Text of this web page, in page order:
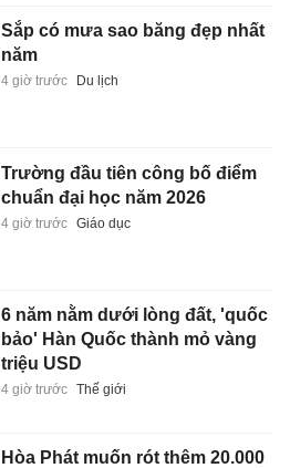
Sắp có mưa sao băng đẹp nhất
năm
4 giờ trước Du lịch
Trường đầu tiên công bố điểm
chuẩn đại học năm 2026
4 giờ trước Giáo dục
6 năm nằm dưới lòng đất, 'quốc
bảo' Hàn Quốc thành mỏ vàng
triệu USD
4 giờ trước Thế giới
Hòa Phát muốn rót thêm 20.000